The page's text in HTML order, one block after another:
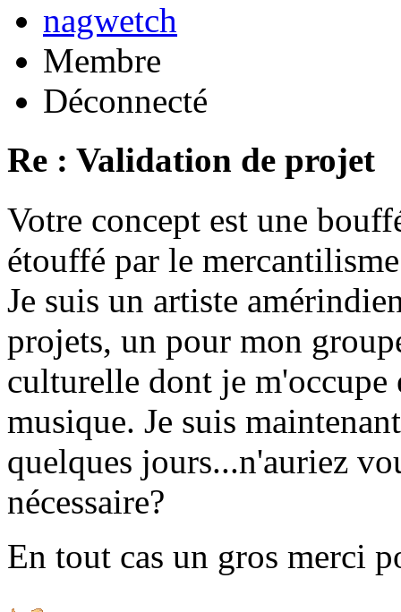
nagwetch
Membre
Déconnecté
Re : Validation de projet
Votre concept est une
étouffé par le
Je suis un artiste
projets, un pour mon
culturelle dont je
musique. Je suis
quelques jours...n'auriez
nécessaire?
En tout cas un gros merci